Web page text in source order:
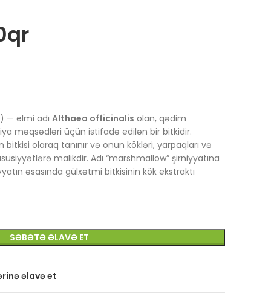
— elmi adı Althaea officinalis olan, qədim
məqsədləri üçün istifadə edilən bir bitkidir.
olaraq tanınır və onun kökləri, yarpaqları və
malikdir. Adı “marshmallow” şirniyyatına
əsasında gülxətmi bitkisinin kök ekstraktı
SƏBƏTƏ ƏLAVƏ ET
əlavə et